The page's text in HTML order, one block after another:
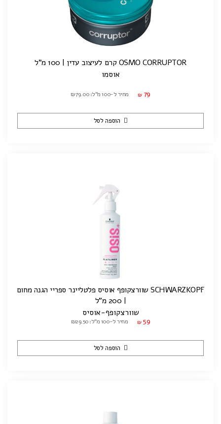
OSMO CORRUPTOR קרם לעיצוב עדין | 100 מ"ל
אוסמו
₪ 79 מחיר ל-100 מ"ל: ₪79.00
הוספה לסל
SCHWARZKOPF שוורצקופף אוסיס פלטליינר ספריי הגנה מחום
| 200 מ"ל
שוורצקופף-אוסיס
₪ 59 מחיר ל-100 מ"ל: ₪29.50
הוספה לסל